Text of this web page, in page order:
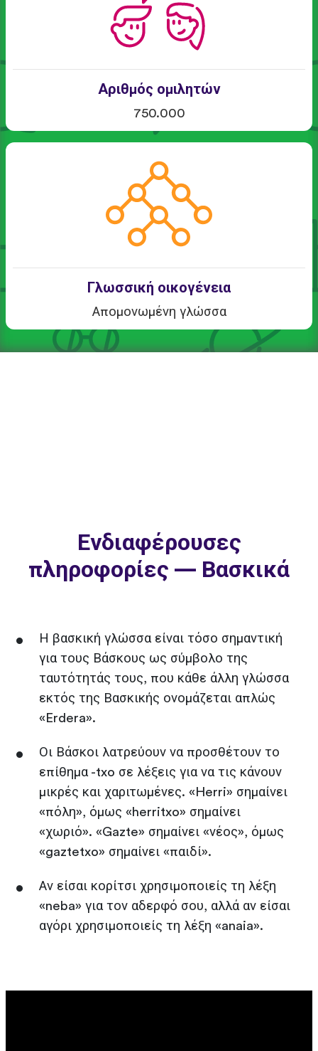
Αριθμός ομιλητών
750.000
Γλωσσική οικογένεια
Απομονωμένη γλώσσα
Ενδιαφέρουσες
πληροφορίες — Βασκικά
Η βασκική γλώσσα είναι τόσο σημαντική
για τους Βάσκους ως σύμβολο της
ταυτότητάς τους, που κάθε άλλη γλώσσα
εκτός της Βασκικής ονομάζεται απλώς
«Erdera».
Οι Βάσκοι λατρεύουν να προσθέτουν το
επίθημα -txo σε λέξεις για να τις κάνουν
μικρές και χαριτωμένες. «Herri» σημαίνει
«πόλη», όμως «herritxo» σημαίνει
«χωριό». «Gazte» σημαίνει «νέος», όμως
«gaztetxo» σημαίνει «παιδί».
Αν είσαι κορίτσι χρησιμοποιείς τη λέξη
«neba» για τον αδερφό σου, αλλά αν είσαι
αγόρι χρησιμοποιείς τη λέξη «anaia».